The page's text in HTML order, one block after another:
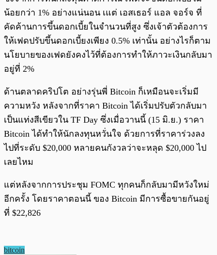
น้อยกว่า 1% อย่างแน่นอน เแต่ เอสเธอร์ แอล จอร์จ ที่
คัดค้านการขึ้นดอกเบี้ยในจำนวนที่สูง ซึ่งเจ้าตัวต้องการ
ให้เฟดปรับขึ้นดอกเบี้ยงเพียง 0.5% เท่านั้น อย่างไรก็ตาม
นโยบายของเฟดยังคงไว้ที่ต้องการทำให้ภาวะเงินกลับมา
อยู่ที่ 2%
ด้านตลาดคริปโต อย่างรุ่นพี่ Bitcoin ก็เหมือนจะเริ่มมี
ความหวัง หลังจากที่ราคา Bitcoin ได้เริ่มปรับตัวกลับมา
เป็นแท่งสีเขียวใน TF Day ซึ่งเมื่อวานนี้ (15 มิ.ย.) ราคา
Bitcoin ได้ทำให้นักลงทุนหวั่นใจ ด้วยการที่ราคาร่วงลง
ไปที่ระดับ $20,000 หลายคนกังวลว่าจะหลุด $20,000 ไป
เลยไหม
แต่หลังจากการประชุม FOMC ทุกคนก็กลับมามีหวังใหม่
อีกครั้ง โดยราคาตอนนี้ ของ Bitcoin มีการซื้อขายกันอยู่
ที่ $22,826
bitcoin